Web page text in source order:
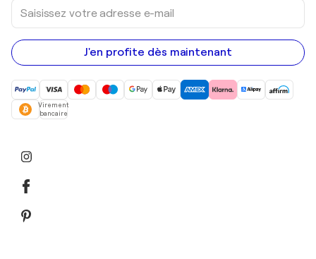
Saisissez
votre
adresse
e-
mail
J'en profite dès maintenant
Virement
bancaire